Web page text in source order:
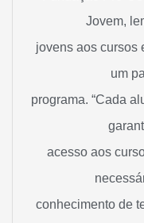
Jovem,
jovens aos cursos
um
programa. “Cada
acesso aos
conhecimento de